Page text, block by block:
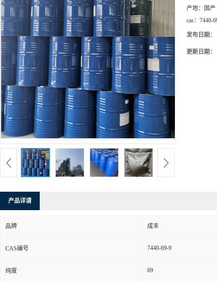
产地：
国产
cas： 7440-
发布日期：
更新日期：
产品详请
品牌 成丰
CAS编号 7440-69-9
纯度 69